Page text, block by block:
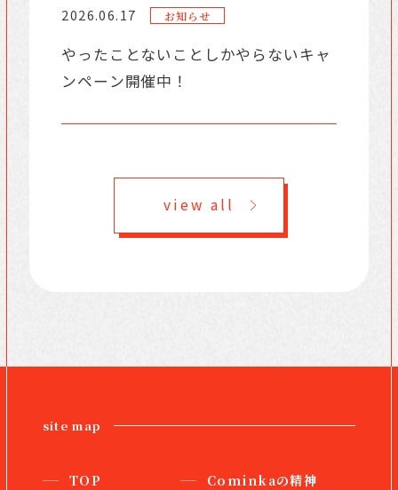
2026.06.17 お知らせ
やったことないことしかやらないキャ
ンペーン開催中！
view all
site map
TOP Cominkaの精神